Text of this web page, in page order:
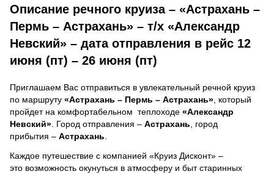
Описание речного круиза – «Астрахань –
Пермь – Астрахань» – т/х «Александр
Невский» – дата отправления в рейс 12
июня (пт) – 26 июня (пт)
Приглашаем Вас отправиться в увлекательный речной круиз
по маршруту «Астрахань – Пермь – Астрахань» , который
пройдет на комфортабельном теплоходе «Александр
Невский» . Город отправления – Астрахань , город
прибытия – Астрахань
Каждое путешествие с компанией «Круиз Дисконт» –
это возможность окунуться в атмосферу и быт старинных